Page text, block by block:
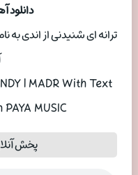
دانلود
| MADR With Text
MUSIC
پخش